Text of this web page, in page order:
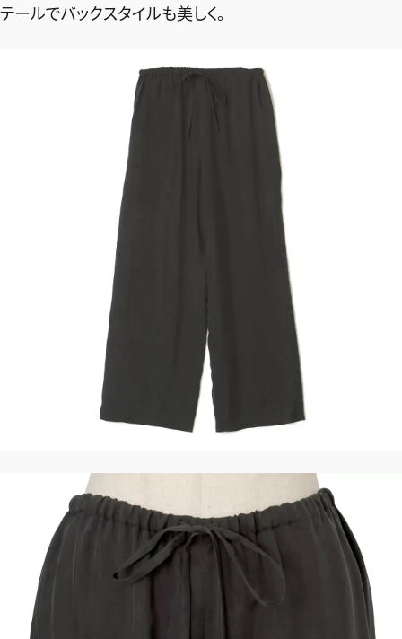
テールでバックスタイルも美しく。